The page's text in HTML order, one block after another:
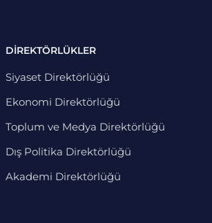
DİREKTÖRLÜKLER
Siyaset Direktörlüğü
Ekonomi Direktörlüğü
Toplum ve Medya Direktörlüğü
Dış Politika Direktörlüğü
Akademi Direktörlüğü